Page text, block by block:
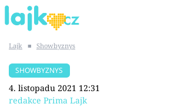
SHOPAHOLICADEL
Lajk ■ Showbyznys
SHOWBYZNYS
4. listopadu 2021 12:31
redakce Prima Lajk